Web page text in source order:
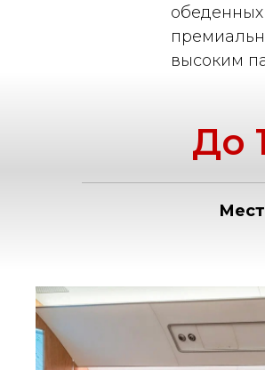
обеденных
высоким
До
Мест